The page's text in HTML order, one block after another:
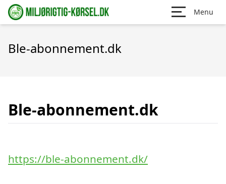
Menu
Ble-abonnement.dk
Ble-abonnement.dk
https://ble-abonnement.dk/